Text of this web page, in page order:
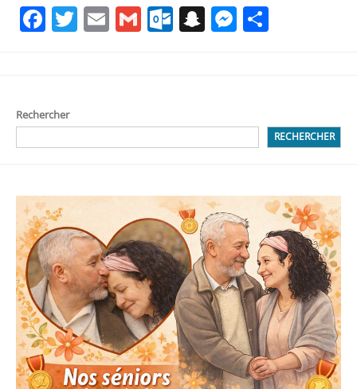
Facebook
Twitter
EmailGmailOutlook.com
Snapchat
Rechercher
RECHERCHER